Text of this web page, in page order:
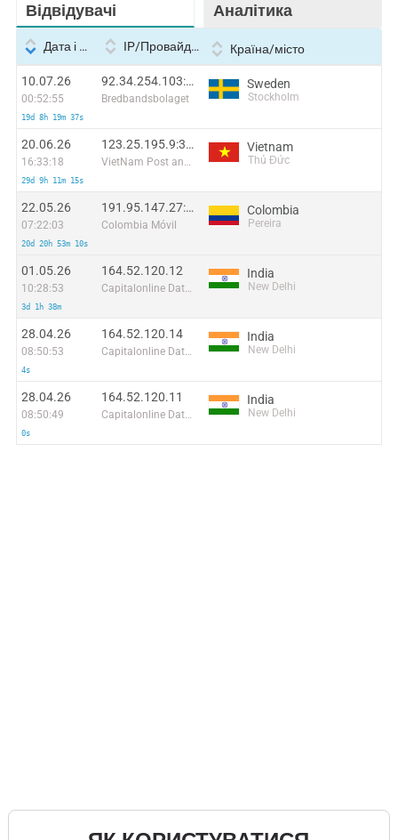
Відвідувачі Аналітика
Дата і час IP/Провайдер Країна/місто
10.07.26
00:52:55
19d 8h 19m 37s
92.34.254.103:43032
Bredbandsbolaget
Sweden
Stockholm
20.06.26
16:33:18
29d 9h 11m 15s
123.25.195.9:35978
VietNam Post and Telecom Corporation
Vietnam
Thủ Đức
22.05.26
07:22:03
20d 20h 53m 10s
191.95.147.27:44816
Colombia Móvil
Colombia
Pereira
01.05.26
10:28:53
3d 1h 38m
164.52.120.12
Capitalonline Data Service (HK) Co
India
New Delhi
28.04.26
08:50:53
4s
164.52.120.14
Capitalonline Data Service (HK) Co
India
New Delhi
28.04.26
08:50:49
0s
164.52.120.11
Capitalonline Data Service (HK) Co
India
New Delhi